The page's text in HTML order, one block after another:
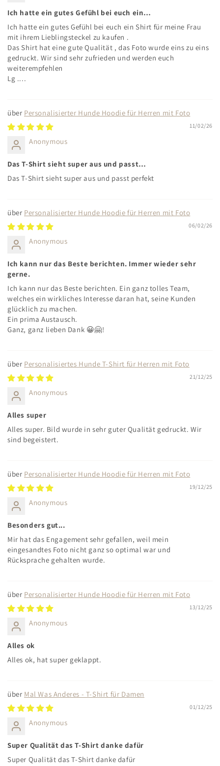
Ich hatte ein gutes Gefühl bei euch ein…
Ich hatte ein gutes Gefühl bei euch ein Shirt für meine Frau
mit ihrem Lieblingsteckel zu kaufen .
Das Shirt hat eine gute Qualität , das Foto wurde eins zu eins
gedruckt. Wir sind sehr zufrieden und werden euch
weiterempfehlen
Lg ....
Personalisierter Hunde Hoodie für Herren mit Foto
11/02/26
Anonymous
Das T-Shirt sieht super aus und passt…
Das T-Shirt sieht super aus und passt perfekt
Personalisierter Hunde Hoodie für Herren mit Foto
06/02/26
Anonymous
Ich kann nur das Beste berichten. Immer wieder sehr
gerne.
Ich kann nur das Beste berichten. Ein ganz tolles Team,
welches ein wirkliches Interesse daran hat, seine Kunden
glücklich zu machen.
Ein prima Austausch.
Ganz, ganz lieben Dank 😀🤗!
Personalisiertes Hunde T-Shirt für Herren mit Foto
21/12/25
Anonymous
Alles super
Alles super. Bild wurde in sehr guter Qualität gedruckt. Wir
sind begeistert.
Personalisierter Hunde Hoodie für Herren mit Foto
19/12/25
Anonymous
Besonders gut...
Mir hat das Engagement sehr gefallen, weil mein
eingesandtes Foto nicht ganz so optimal war und
Rücksprache gehalten wurde.
Personalisierter Hunde Hoodie für Herren mit Foto
13/12/25
Anonymous
Alles ok
Alles ok, hat super geklappt.
Mal Was Anderes - T-Shirt für Damen
01/12/25
Anonymous
Super Qualität das T-Shirt danke dafür
Super Qualität das T-Shirt danke dafür